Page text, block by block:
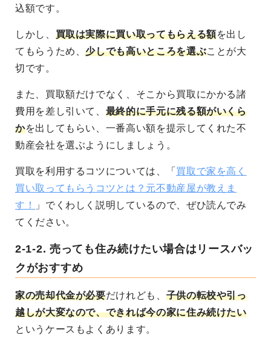
込額です。
しかし、 買取は実際に買い取ってもらえる額を出し
てもらうため、少しでも高いところを選ぶことが大
切です。
また、買取額だけでなく、そこから買取にかかる諸
費用を差し引いて、 最終的に手元に残る額がいくら
かを出してもらい、一番高い額を提示してくれた不
動産会社を選ぶようにしましょう。
買取を利用するコツについては、「 買取で家を高く
買い取ってもらうコツとは？元不動産屋が教えま
す！
」でくわしく説明しているので、ぜひ読んでみ
てください。
2-1-2. 売っても住み続けたい場合はリースバッ
クがおすすめ
家の売却代金が必要だけれども、 子供の転校や引っ
越しが大変なので、できれば今の家に住み続けたい
というケースもよくあります。